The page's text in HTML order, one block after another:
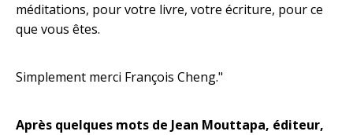
méditations, pour votre livre, votre écriture, pour ce
que vous êtes.
Simplement merci François Cheng."
Après quelques mots de Jean Mouttapa, éditeur,